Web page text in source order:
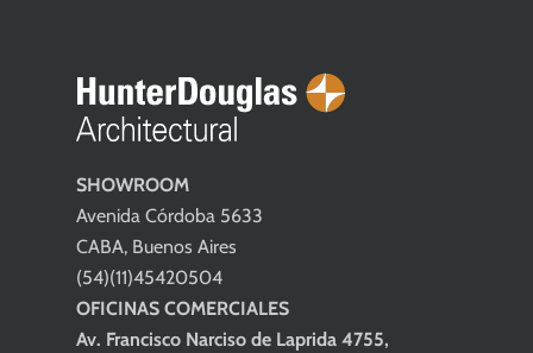
SHOWROOM
Avenida Córdoba 5633
CABA, Buenos Aires
(54)(11)45420504
OFICINAS COMERCIALES
Av. Francisco Narciso de Laprida 4755,